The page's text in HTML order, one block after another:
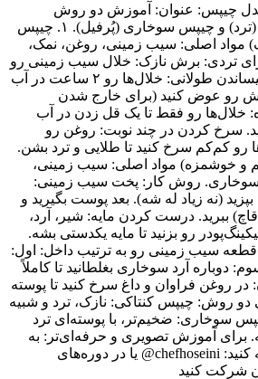
چیپس: عنوان: آموزش دو روش
خوشمزه: چیپس کنتاکی (ترد) و چیپس سوخاری (پُرفیل). ۱. چیپس
مواد اصلی: سیب زمینی، روغن، نمک،
برای تردی: برش نازک: خلال سیب زمینی رو
حتماً خیلی نازک ببرید. خیساندن طولانی: خلال‌ها رو ۲ ساعت در آب
رو عوض کنید (برای خارج شدن
خلال‌ها رو فقط تا یک قل زدن در آب
سرخ کردن در چند نوبت: روغن رو
رو کم‌کم سرخ کنید تا طلایی و ترد بشن.
و خوشمزه) مواد اصلی: سیب زمینی،
سوخاری. روش کار: پخت سیب زمینی:
(نه زیاد له شه). بعد پوست بگیرید و
ببرید. درست کردن مایه: شیر، آرد،
رو بزنید تا مایه یکدستی بشه.
سیب زمینی رو به ترتیب داخل: اول:
دوباره آرد سوخاری بغلطانید تا کاملاً
روغن فراوان و داغ سرخ کنید تا پوسته
دو روش: چیپس کنتاکی: نازک، ترد و شبیه
سوخاری: ضخیم‌تر، با پوسته‌ای ترد
برای آموزش تصویری و حرفه‌ای‌تر: به
اینستاگرام استاد مراجعه کنید: chefhoseini@ یا در دوره‌های
شرکت کنید